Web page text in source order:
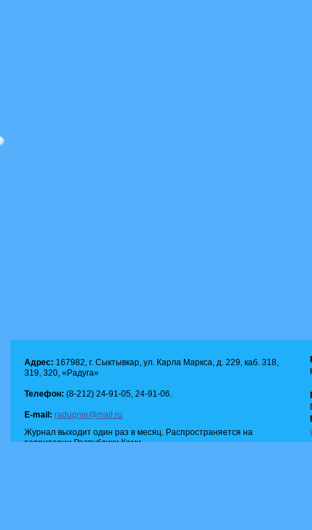
Адрес: 167982, г. Сыктывкар, ул. Карла Маркса, д. 229, каб. 318,
319, 320, «Радуга»
Телефон: (8-212) 24-91-05, 24-91-06.
E-mail: radugnie@mail.ru
Журнал выходит один раз в месяц. Распространяется на
территории Республики Коми.